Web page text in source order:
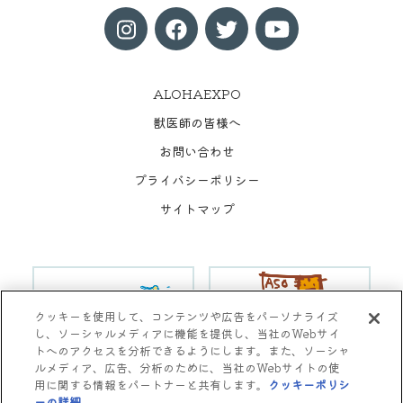
ALOHAEXPO
獣医師の皆様へ
お問い合わせ
プライバシーポリシー
サイトマップ
Copyright © Aso Animal Hospital All rights reserved.
クッキーを使用して、コンテンツや広告をパーソナライズ
し、ソーシャルメディアに機能を提供し、当社のWebサイ
トへのアクセスを分析できるようにします。また、ソーシャ
ルメディア、広告、分析のために、当社のWebサイトの使
用に関する情報をパートナーと共有します。 クッキーポリシ